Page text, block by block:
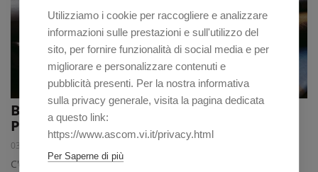
BONUS PUBBLICITÀ, AL VIA LA
PRESENTAZIONE DELLE DOMANDE
03/03/2026
C'è tempo fino al 1 aprile per accedere al credito d'imposta
Utilizziamo i cookie per raccogliere e analizzare
informazioni sulle prestazioni e sull'utilizzo del
sito, per fornire funzionalità di social media e per
migliorare e personalizzare contenuti e
pubblicità presenti. Per la nostra informativa
sulla privacy generale, visita la pagina dedicata
a questo link:
https://www.ascom.vi.it/privacy.html
Per Saperne di più